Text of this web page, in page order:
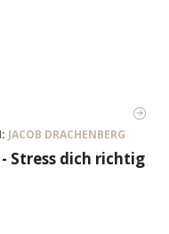
JACOB DRACHENBERG
Stress dich richtig